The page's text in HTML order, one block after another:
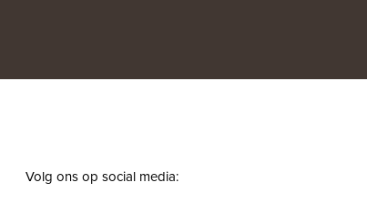
Volg ons op social media: